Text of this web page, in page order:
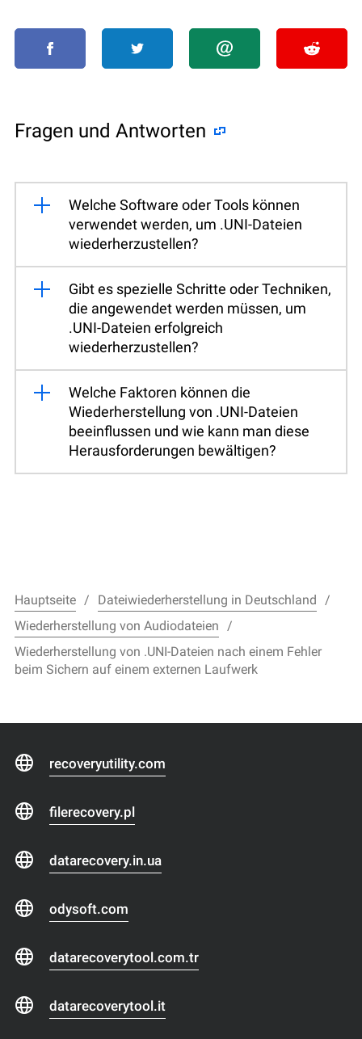
Fragen und Antworten
Welche Software oder Tools können
verwendet werden, um .UNI-Dateien
wiederherzustellen?
Gibt es spezielle Schritte oder Techniken,
die angewendet werden müssen, um
.UNI-Dateien erfolgreich
wiederherzustellen?
Welche Faktoren können die
Wiederherstellung von .UNI-Dateien
beeinflussen und wie kann man diese
Herausforderungen bewältigen?
Hauptseite
Dateiwiederherstellung in Deutschland
Wiederherstellung von Audiodateien
Wiederherstellung von .UNI-Dateien nach einem Fehler
beim Sichern auf einem externen Laufwerk
recoveryutility.com
filerecovery.pl
datarecovery.in.ua
odysoft.com
datarecoverytool.com.tr
datarecoverytool.it